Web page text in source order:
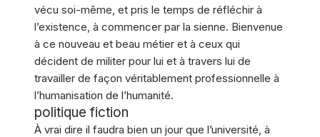
vécu soi-même, et pris le temps de réfléchir à
l’existence, à commencer par la sienne. Bienvenue
à ce nouveau et beau métier et à ceux qui
décident de militer pour lui et à travers lui de
travailler de façon véritablement professionnelle à
l’humanisation de l’humanité.
politique fiction
À vrai dire il faudra bien un jour que l’université, à